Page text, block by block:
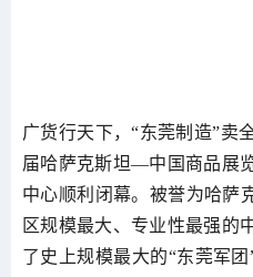
广货行天下，“东莞制造”卖
届哈萨克斯坦—中国商品展
中心顺利闭幕。被誉为哈萨
区规模最大、专业性最强的
了史上规模最大的“东莞军